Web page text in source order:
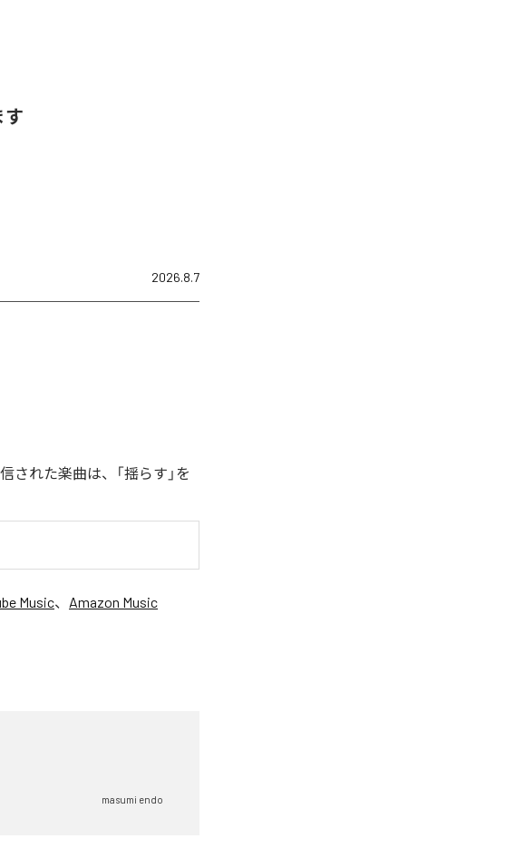
す
2026.8.7
された楽曲は、「揺らす」を
Music、 Amazon Music
masumi endo